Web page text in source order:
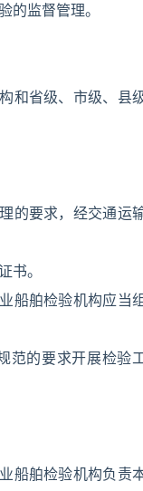
的监督管理。
和省级、市级、县
的要求，经交通运
书。
船舶检验机构应当组
范的要求开展检验
船舶检验机构负责